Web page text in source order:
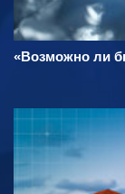
«Возможно ли